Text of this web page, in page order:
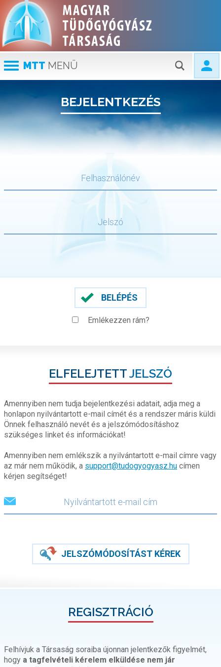
MTT MENÜ
BEJELENTKEZÉS
BELÉPÉS
Emlékezzen rám?
ELFELEJTETTJELSZÓ
Amennyiben nem tudja bejelentkezési adatait, adja meg a
honlapon nyilvántartott e-mail címét és a rendszer máris küldi
Önnek felhasználó nevét és a jelszómódosításhoz
szükséges linket és információkat!
Amennyiben nem emlékszik a nyilvántartott e-mail címre vagy
az már nem működik, a support@tudogyogyasz.hu címen
kérjen segítséget!
JELSZÓMÓDOSÍTÁST KÉREK
REGISZTRÁCIÓ
Felhívjuk a Társaság soraiba újonnan jelentkezők figyelmét,
hogy a tagfelvételi kérelem elküldése nem jár